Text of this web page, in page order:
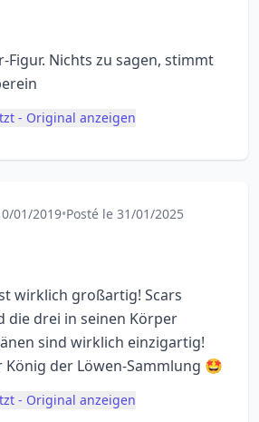
Figur. Nichts zu sagen, stimmt
- Original anzeigen
01/2019•Posté le 31/01/2025
wirklich großartig! Scars
die drei in seinen Körper
sind wirklich einzigartig!
König der Löwen-Sammlung 🤩
- Original anzeigen